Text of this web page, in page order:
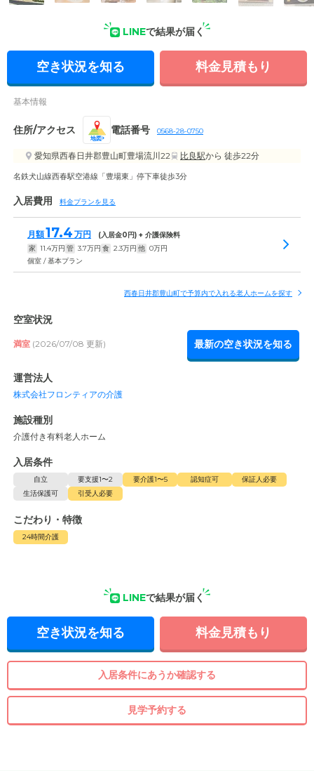
LINEで結果が届く
空き状況を知る 料金見積もり
基本情報
住所/アクセス
地図
電話番号 0568-28-0750
愛知県西春日井郡豊山町豊場流川22 比良駅から 徒歩22分
名鉄犬山線西春駅空港線「豊場東」停下車徒歩3分
入居費用 料金プランを見る
月額17.4 万円 (入居金0円) + 介護保険料
家 11.4万円 管 3.7万円 食 2.3万円 他 0万円
個室 / 基本プラン
西春日井郡豊山町で予算内で入れる老人ホームを探す
空室状況
満室 (2026/07/08 更新) 最新の空き状況を知る
運営法人
株式会社フロンティアの介護
施設種別
介護付き有料老人ホーム
入居条件
自立 要支援1〜2 要介護1〜5 認知症可
保証人必要
生活保護可
引受人必要
こだわり・特徴
24時間介護
LINEで結果が届く
空き状況を知る 料金見積もり
入居条件にあうか確認する
見学予約する